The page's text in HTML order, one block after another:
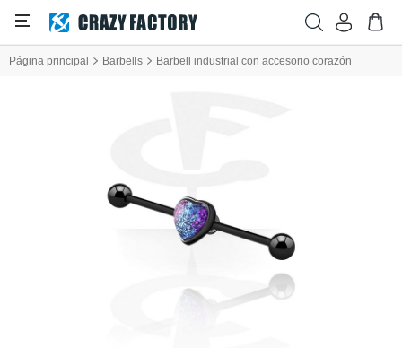
Página principal Barbells Barbell industrial con accesorio corazón